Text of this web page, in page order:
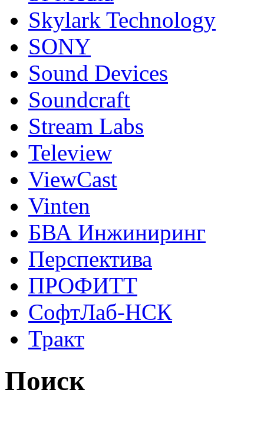
Skylark Technology
SONY
Sound Devices
Soundcraft
Stream Labs
Teleview
ViewCast
Vinten
БВА Инжиниринг
Перспектива
ПРОФИТТ
СофтЛаб-НСК
Тракт
Поиск